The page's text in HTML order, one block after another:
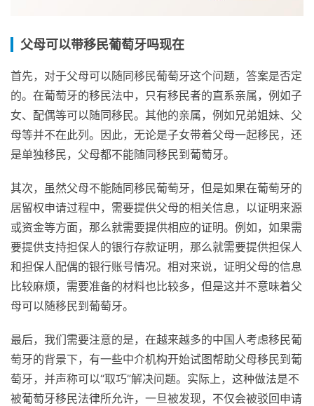
父母可以带移民葡萄牙吗现在
首先，对于父母可以随同移民葡萄牙这个问题，答案是否定
的。在葡萄牙的移民法中，只有移民者的直系亲属，例如子
女、配偶等可以随同移民。其他的亲属，例如兄弟姐妹、父
母等并不在此列。因此，无论是子女带着父母一起移民，还
是单独移民，父母都不能随同移民到葡萄牙。
其次，虽然父母不能随同移民葡萄牙，但是如果在葡萄牙的
居留权申请过程中，需要提供父母的相关信息，以证明来源
或资金等方面，那么就需要提供相应的证明。例如，如果需
要提供支持担保人的银行存款证明，那么就需要提供担保人
和担保人配偶的银行账号情况。相对来说，证明父母的信息
比较麻烦，需要准备的材料也比较多，但是这并不意味着父
母可以随移民到葡萄牙。
最后，我们需要注意的是，在越来越多的中国人考虑移民葡
萄牙的背景下，有一些中介机构开始试图帮助父母移民到葡
萄牙，并声称可以“取巧”解决问题。实际上，这种做法是不
被葡萄牙移民法律所允许，一旦被发现，不仅会被驳回申请